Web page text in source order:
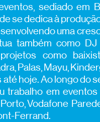
sediado em
se dedica à
uma
também como DJ
como
Palas, Mayu,
hoje. Ao longo do
trabalho em
Vodafone
Ferrand.